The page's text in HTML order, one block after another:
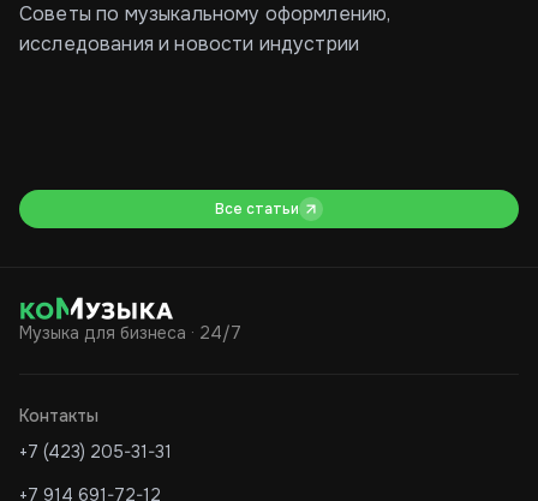
Советы по музыкальному оформлению,
исследования и новости индустрии
а
Все статьи
Музыка для бизнеса · 24/7
Контакты
+7 (423) 205-31-31
+7 914 691-72-12